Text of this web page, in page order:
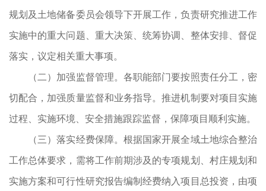
规划及土地储备委员会领导下开展工作，负责研究推进工作
实施中的重大问题、重大决策、统筹协调、整体安排、督促
落实，议定相关重大事项。
（二）加强监督管理。各职能部门要按照责任分工，密
切配合，加强质量监督和业务指导。推进机制要对项目实施
过程、实施环境、安全措施跟踪监督，保障项目顺利实施。
（三）落实经费保障。根据国家开展全域土地综合整治
工作总体要求，需将工作前期涉及的专项规划、村庄规划和
实施方案和可行性研究报告编制经费纳入项目总投资，由项